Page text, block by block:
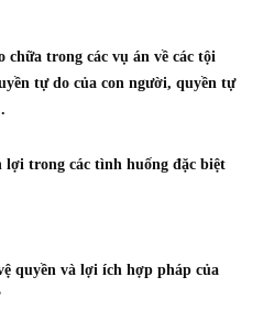
chữa trong các vụ án về các tội
tự do của con người, quyền tự
lợi trong các tình huống đặc biệt
quyền và lợi ích hợp pháp của